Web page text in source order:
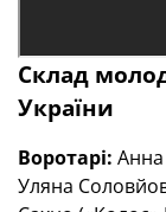
Склад
України
Воротарі: Анна
Уляна